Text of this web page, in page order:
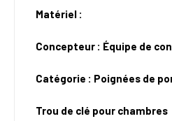
Matériel :
Concepteur : Équipe de
Catégorie : Poignées de
Trou de clé pour chambres